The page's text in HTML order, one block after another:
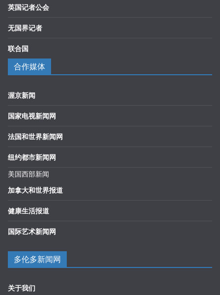
英国记者公会
无国界记者
联合国
合作媒体
渥京新闻
国家电视新闻网
法国和世界新闻网
纽约都市新闻网
美国西部新闻
加拿大和世界报道
健康生活报道
国际艺术新闻网
多伦多新闻网
关于我们